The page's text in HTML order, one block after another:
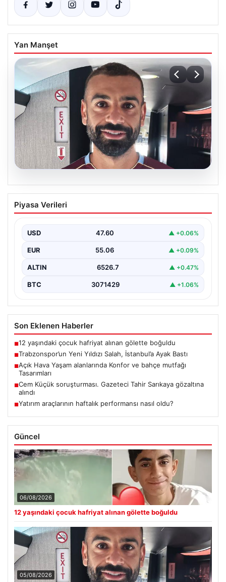
Yan Manşet
05.08.2026
Trabzonspor’un Yeni Yıldızı Salah,
İstanbul’a Ayak Bastı
Salah, İstanbul’a iniş yaptı. Havalimanında basın
mensupları ve kulüp…
Piyasa Verileri
USD 47.60 ▲ +0.06%
EUR 55.06 ▲ +0.09%
ALTIN 6526.7 ▲ +0.47%
BTC 3071429 ▲ +1.06%
Son Eklenen Haberler
■12 yaşındaki çocuk hafriyat alınan gölette boğuldu
■Trabzonspor’un Yeni Yıldızı Salah, İstanbul’a Ayak Bastı
■Açık Hava Yaşam alanlarında Konfor ve bahçe mutfağı
Tasarımları
■Cem Küçük soruşturması. Gazeteci Tahir Sarıkaya gözaltına
alındı
■Yatırım araçlarının haftalık performansı nasıl oldu?
Güncel
06/08/2026
12 yaşındaki çocuk hafriyat alınan gölette boğuldu
05/08/2026